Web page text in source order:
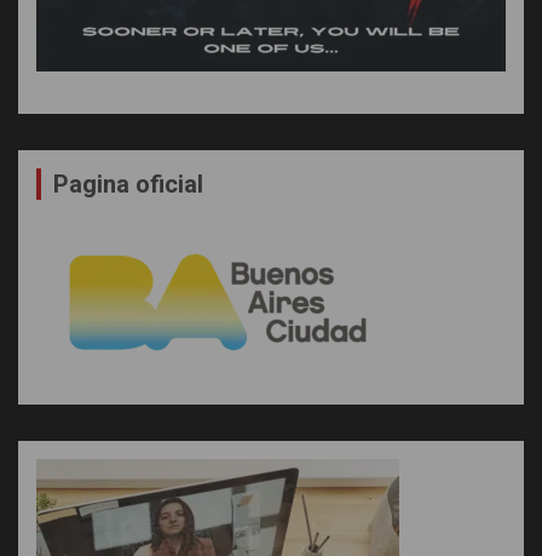
Pagina oficial